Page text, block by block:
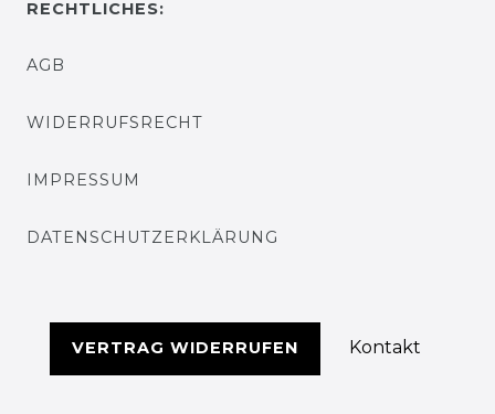
RECHTLICHES:
AGB
WIDERRUFSRECHT
IMPRESSUM
DATENSCHUTZERKLÄRUNG
VERTRAG WIDERRUFEN Kontakt